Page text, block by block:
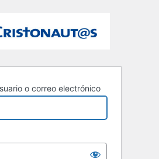
o correo electrónico